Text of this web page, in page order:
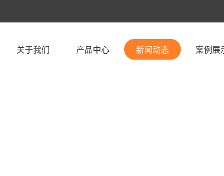
关于我们 产品中心 新闻动态 案例展